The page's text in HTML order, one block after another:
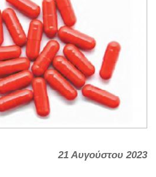
21 Αυγούστου 2023